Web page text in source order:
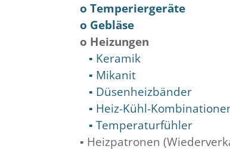
o Temperiergeräte
o Gebläse
o Heizungen
▪ Keramik
▪ Mikanit
▪ Düsenheizbänder
▪ Heiz-Kühl-
▪ Temperaturfühler
▪ Heizpatronen